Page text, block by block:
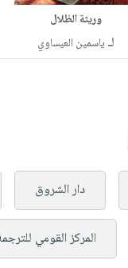
وريثة الظلال
لـ ياسمين العيساوي
دار الشروق
المركز القومي